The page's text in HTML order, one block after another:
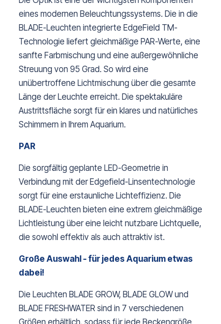
eines modernen Beleuchtungssystems. Die in die
BLADE-Leuchten integrierte EdgeField TM-
Technologie liefert gleichmäßige PAR-Werte, eine
sanfte Farbmischung und eine außergewöhnliche
Streuung von 95 Grad. So wird eine
unübertroffene Lichtmischung über die gesamte
Länge der Leuchte erreicht. Die spektakuläre
Austrittsfläche sorgt für ein klares und natürliches
Schimmern in Ihrem Aquarium.
PAR
Die sorgfältig geplante LED-Geometrie in
Verbindung mit der Edgefield-Linsentechnologie
sorgt für eine erstaunliche Lichteffizienz. Die
BLADE-Leuchten bieten eine extrem gleichmäßige
Lichtleistung über eine leicht nutzbare Lichtquelle,
die sowohl effektiv als auch attraktiv ist.
Große Auswahl - für jedes Aquarium etwas
dabei!
Die Leuchten BLADE GROW, BLADE GLOW und
BLADE FRESHWATER sind in 7 verschiedenen